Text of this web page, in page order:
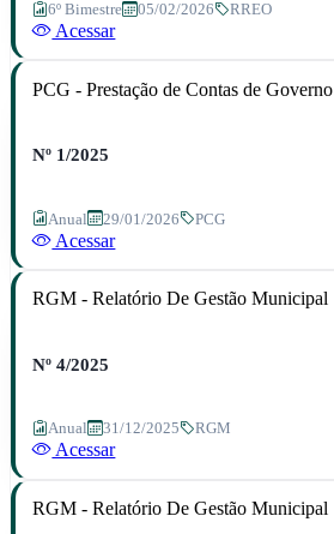
6º Bimestre 05/02/2026 RREO
Acessar
PCG - Prestação de Contas de Governo
Nº 1/2025
Anual 29/01/2026 PCG
Acessar
RGM - Relatório De Gestão Municipal
Nº 4/2025
Anual 31/12/2025 RGM
Acessar
RGM - Relatório De Gestão Municipal